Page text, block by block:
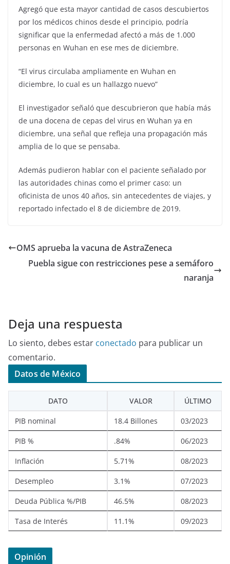
Agregó que esta mayor cantidad de casos descubiertos
por los médicos chinos desde el principio, podría
significar que la enfermedad afectó a más de 1.000
personas en Wuhan en ese mes de diciembre.
“El virus circulaba ampliamente en Wuhan en
diciembre, lo cual es un hallazgo nuevo”
El investigador señaló que descubrieron que había más
de una docena de cepas del virus en Wuhan ya en
diciembre, una señal que refleja una propagación más
amplia de lo que se pensaba.
Además pudieron hablar con el paciente señalado por
las autoridades chinas como el primer caso: un
oficinista de unos 40 años, sin antecedentes de viajes, y
reportado infectado el 8 de diciembre de 2019.
OMS aprueba la vacuna de AstraZeneca
Puebla sigue con restricciones pese a semáforo
naranja
Deja una respuesta
Lo siento, debes estar conectado para publicar un
comentario.
Datos de México
DATO VALOR ÚLTIMO
PIB nominal 18.4 Billones 03/2023
PIB % .84% 06/2023
Inflación 5.71% 08/2023
Desempleo 3.1% 07/2023
Deuda Pública %/PIB 46.5% 08/2023
Tasa de Interés 11.1% 09/2023
Opinión